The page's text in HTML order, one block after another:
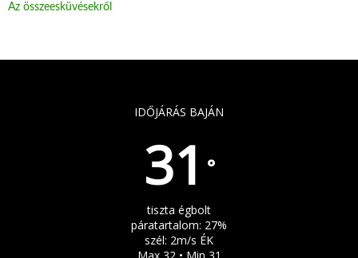
Az összeesküvésekről
IDŐJÁRÁS BAJÁN
31 °
tiszta égbolt
páratartalom: 27%
szél: 2m/s ÉK